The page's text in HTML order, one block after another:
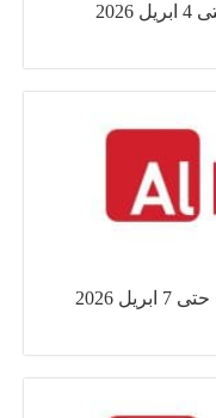
عروض الراية ماركت اليوم 1 ابريل حتى 4 ابريل 2026
عروض الراية ماركت اليوم 27 مارس حتى 7 ابريل 2026